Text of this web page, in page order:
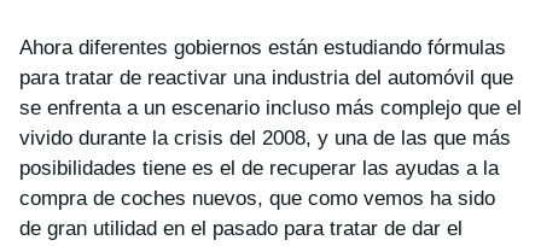
Ahora diferentes gobiernos están estudiando fórmulas
para tratar de reactivar una industria del automóvil que
se enfrenta a un escenario incluso más complejo que el
vivido durante la crisis del 2008, y una de las que más
posibilidades tiene es el de recuperar las ayudas a la
compra de coches nuevos, que como vemos ha sido
de gran utilidad en el pasado para tratar de dar el